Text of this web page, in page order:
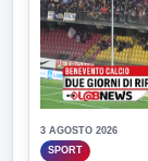
3 AGOSTO 2026
SPORT